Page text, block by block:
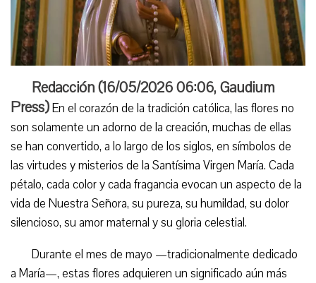
Redacción (16/05/2026 06:06, Gaudium
Press)En el corazón de la tradición católica, las flores no
son solamente un adorno de la creación, muchas de ellas
se han convertido, a lo largo de los siglos, en símbolos de
las virtudes y misterios de la Santísima Virgen María. Cada
pétalo, cada color y cada fragancia evocan un aspecto de la
vida de Nuestra Señora, su pureza, su humildad, su dolor
silencioso, su amor maternal y su gloria celestial.
Durante el mes de mayo —tradicionalmente dedicado
a María—, estas flores adquieren un significado aún más